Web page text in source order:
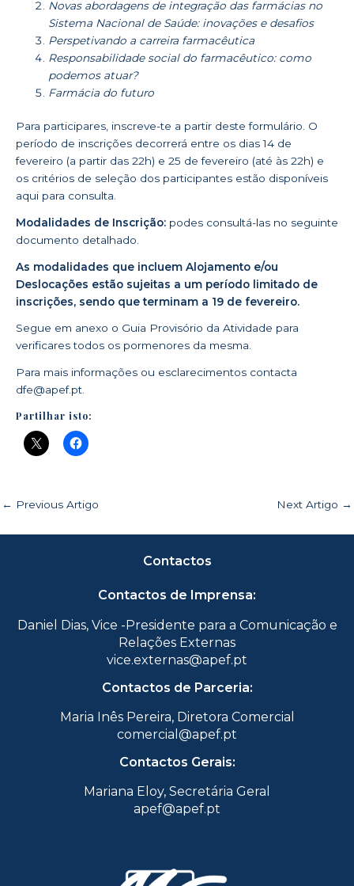
Novas abordagens de integração das farmácias no
Sistema Nacional de Saúde: inovações e desafios
Perspetivando a carreira farmacêutica
Responsabilidade social do farmacêutico: como
podemos atuar?
Farmácia do futuro
Para participares, inscreve-te a partir desteformulário. O
período de inscrições decorrerá entre os dias 14 de
fevereiro (a partir das 22h) e 25 de fevereiro (até às 22h) e
os critérios de seleção dos participantes estão disponíveis
aqui para consulta.
Modalidades de Inscrição: podes consultá-las no seguinte
documento detalhado.
As modalidades que incluem Alojamento e/ou
Deslocações estão sujeitas a um período limitado de
inscrições, sendo que terminam a 19 de fevereiro.
Segue em anexo o Guia Provisório da Atividade para
verificares todos os pormenores da mesma.
Para mais informações ou esclarecimentos contacta
dfe@apef.pt
Partilhar isto:
← Previous Artigo Next Artigo →
Contactos
Contactos de Imprensa:
Daniel Dias, Vice -Presidente para a Comunicação e
Relações Externas
vice.externas@apef.pt
Contactos de Parceria:
Maria Inês Pereira, Diretora Comercial
comercial@apef.pt
Contactos Gerais:
Mariana Eloy, Secretária Geral
apef@apef.pt